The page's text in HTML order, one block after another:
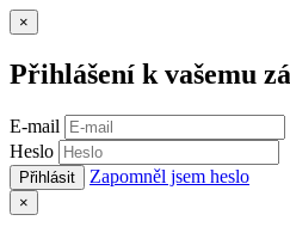
×
Přihlášení k vašemu
E-mail
Heslo
Přihlásit Zapomněl jsem heslo
×